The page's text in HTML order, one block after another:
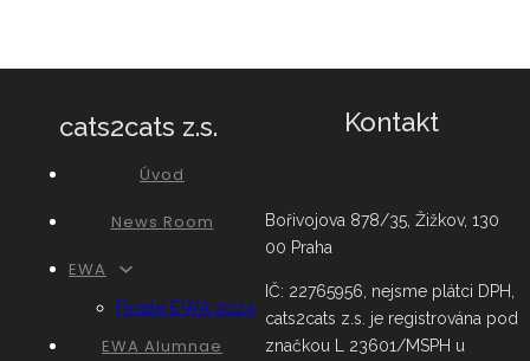
cats2cats z.s.
Úvod
News Room
EWA
Finále EWA 2024
EWA Alumnae
Kontakt
Bořivojova 878/35, Žižkov, 130
00 Praha
IČ: 22765956, nejsme plátci DPH,
cats2cats z.s. je registrována pod
značkou L 23601/MSPH u